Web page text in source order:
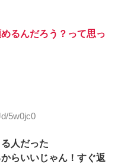
るんだろう？って思っ
5w0jc0
人だった
らいいじゃん！すぐ返